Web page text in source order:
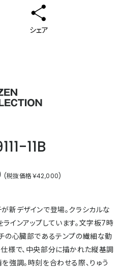
シェア
11B
(税抜価格￥42,000)
新デザインで登場。クラシカルな
インアップしています。文字板7時
の心臓部であるテンプの繊細な動
様で、中央部分に描かれた縦基調
強調。時刻を合わせる際、りゅう